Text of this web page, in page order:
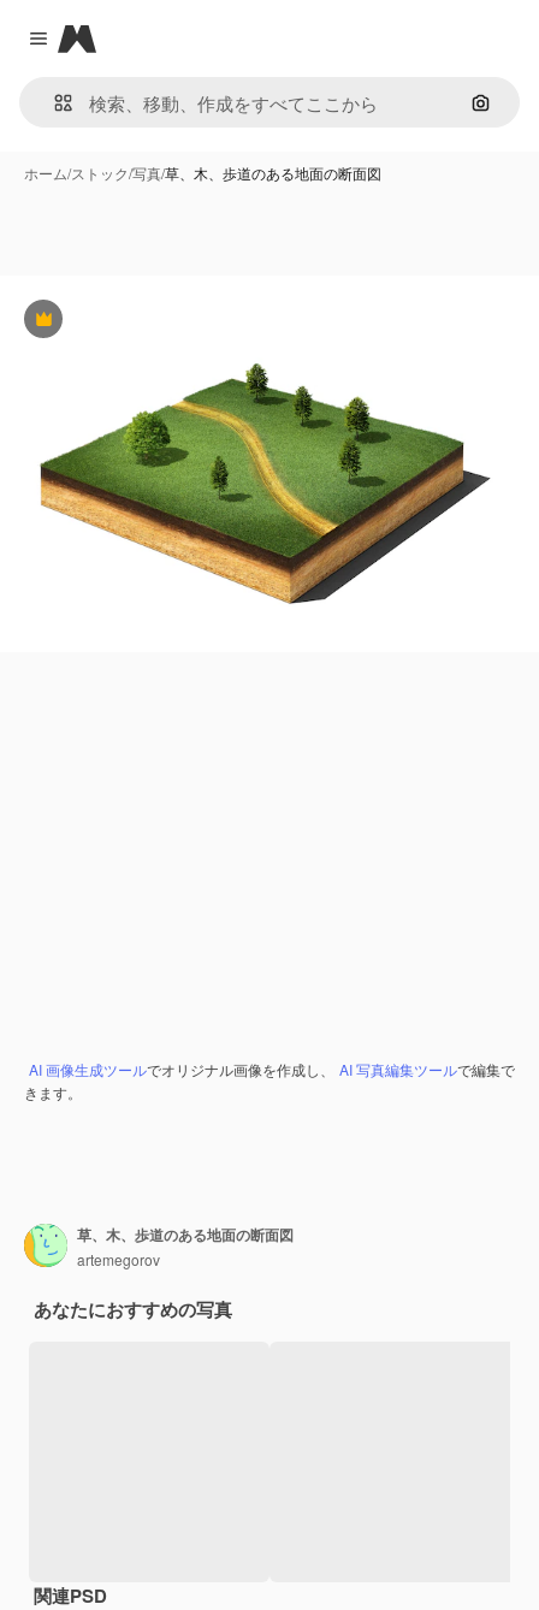
Close menu
Magnific
画像で
ホーム/ストック/写真/草、木、歩道のある地面の断面図
Premium
AI 画像生成ツールでオリジナル画像を作成し、 AI 写真編集ツールで編集で
きます。
草、木、歩道のある地面の断面図
artemegorov
あなたにおすすめの写真
関連PSD